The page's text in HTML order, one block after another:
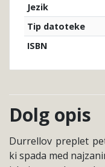
Jezik
Tip datoteke
ISBN
Dolg opis
Durrellov preplet
ki spada med